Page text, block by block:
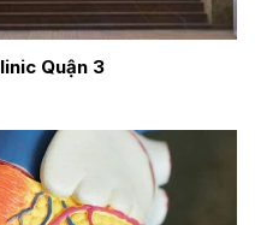
Quận 3